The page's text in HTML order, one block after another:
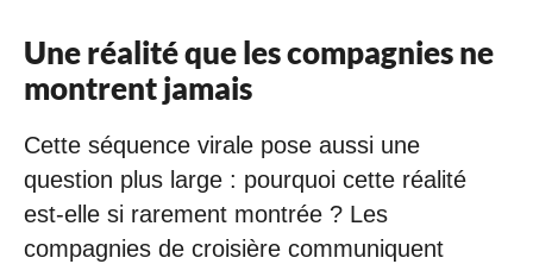
Une réalité que les compagnies ne
montrent jamais
Cette séquence virale pose aussi une
question plus large : pourquoi cette réalité
est-elle si rarement montrée ? Les
compagnies de croisière communiquent